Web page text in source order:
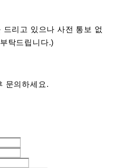
리고 있으나 사전 통보 없
탁드립니다.)
문의하세요.